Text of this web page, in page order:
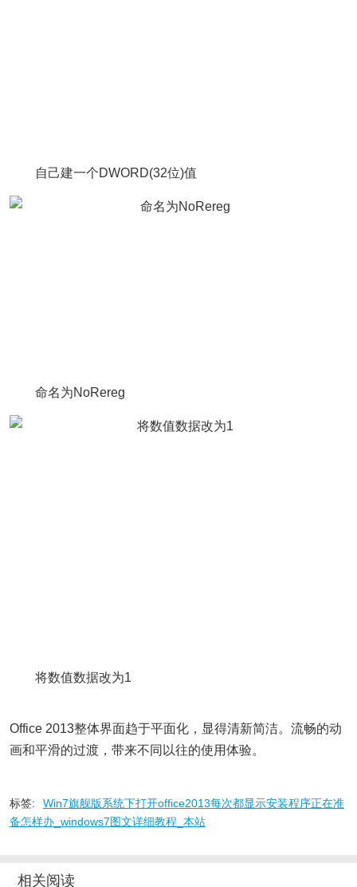
自己建一个DWORD(32位)值
命名为NoRereg
将数值数据改为1
Office 2013整体界面趋于平面化，显得清新简洁。流畅的动
画和平滑的过渡，带来不同以往的使用体验。
标签:
Win7旗舰版系统下打开office2013每次都显示安装程序正在准
备怎样办_windows7图文详细教程_本站
相关阅读